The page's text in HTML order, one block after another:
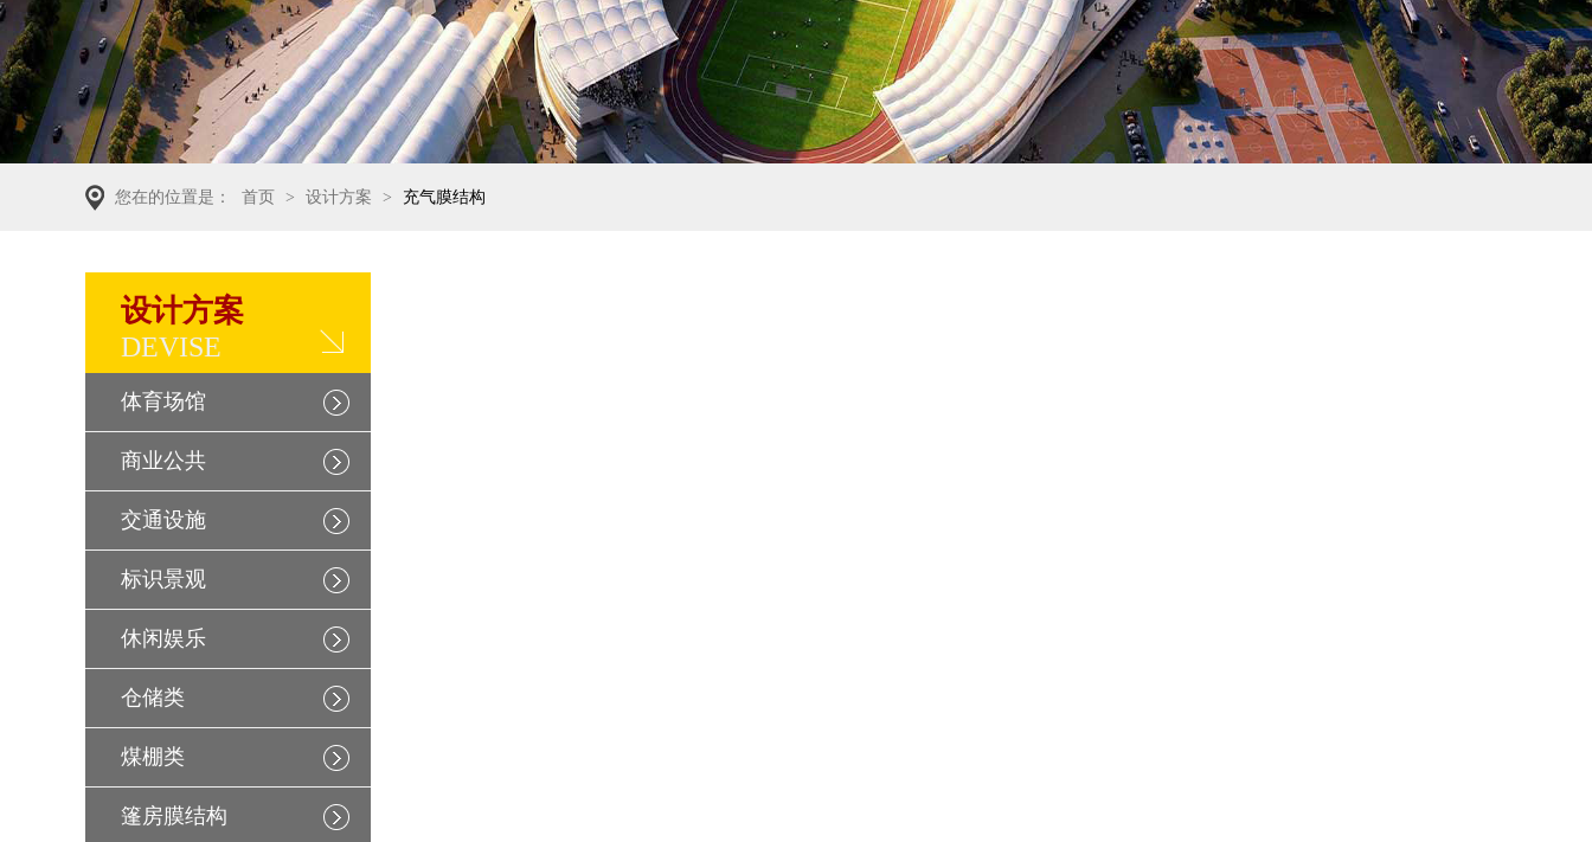
您在的位置是： 首页 > 设计方案 > 充气膜结构
设计方案
DEVISE
体育场馆
商业公共
交通设施
标识景观
休闲娱乐
仓储类
煤棚类
篷房膜结构